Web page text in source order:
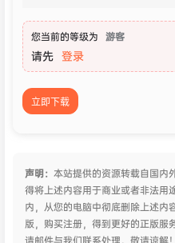
您当前的等级为 游客
请先 登录
立即下载
声明： 本站提供的资源转载自国内
得将上述内容用于商业或者非法用
内，从您的电脑中彻底删除上述内
版，购买注册，得到更好的正版服
请邮件与我们联系处理。敬请谅解！